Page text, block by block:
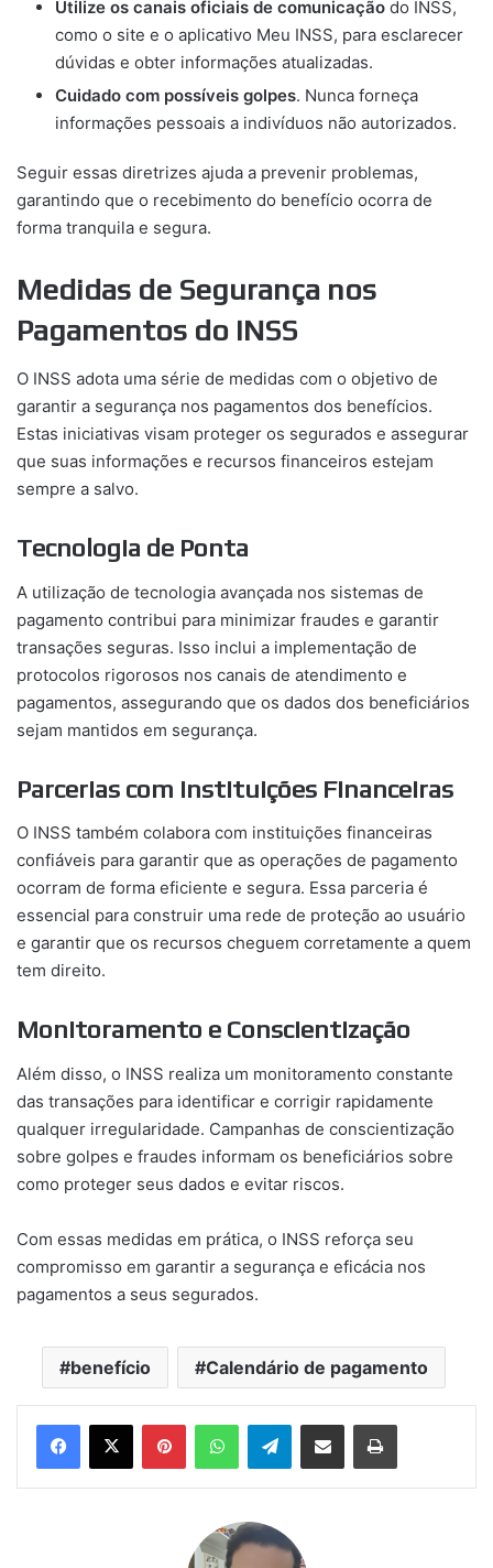
Utilize os canais oficiais de comunicação do INSS,
como o site e o aplicativo Meu INSS, para esclarecer
dúvidas e obter informações atualizadas.
Cuidado com possíveis golpes. Nunca forneça
informações pessoais a indivíduos não autorizados.
Seguir essas diretrizes ajuda a prevenir problemas,
garantindo que o recebimento do benefício ocorra de
forma tranquila e segura.
Medidas de Segurança nos
Pagamentos do INSS
O INSS adota uma série de medidas com o objetivo de
garantir a segurança nos pagamentos dos benefícios.
Estas iniciativas visam proteger os segurados e assegurar
que suas informações e recursos financeiros estejam
sempre a salvo.
Tecnologia de Ponta
A utilização de tecnologia avançada nos sistemas de
pagamento contribui para minimizar fraudes e garantir
transações seguras. Isso inclui a implementação de
protocolos rigorosos nos canais de atendimento e
pagamentos, assegurando que os dados dos beneficiários
sejam mantidos em segurança.
Parcerias com Instituições Financeiras
O INSS também colabora com instituições financeiras
confiáveis para garantir que as operações de pagamento
ocorram de forma eficiente e segura. Essa parceria é
essencial para construir uma rede de proteção ao usuário
e garantir que os recursos cheguem corretamente a quem
tem direito.
Monitoramento e Conscientização
Além disso, o INSS realiza um monitoramento constante
das transações para identificar e corrigir rapidamente
qualquer irregularidade. Campanhas de conscientização
sobre golpes e fraudes informam os beneficiários sobre
como proteger seus dados e evitar riscos.
Com essas medidas em prática, o INSS reforça seu
compromisso em garantir a segurança e eficácia nos
pagamentos a seus segurados.
benefício Calendário de pagamento
PinterestWhatsAppTelegramCompartilhar via e-mail Imprimir